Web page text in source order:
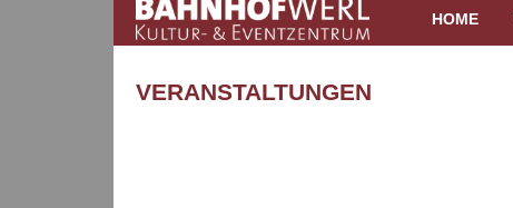
HOME
VERANSTALTUNGEN